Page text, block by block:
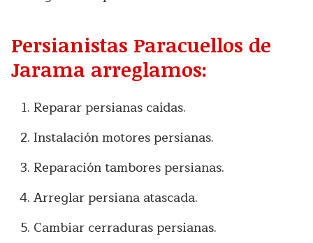
Persianistas Paracuellos de
Jarama arreglamos:
Reparar persianas caídas.
Instalación motores persianas.
Reparación tambores persianas.
Arreglar persiana atascada.
Cambiar cerraduras persianas.